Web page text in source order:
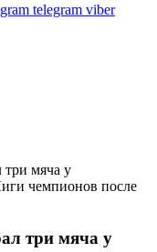
telegram viber
мяча у
чемпионов после
три мяча у